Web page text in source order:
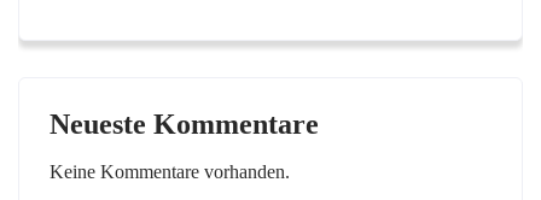
Neueste Kommentare
Keine Kommentare vorhanden.